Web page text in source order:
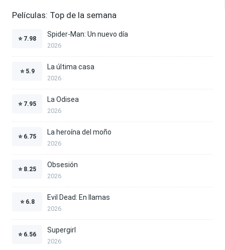
Películas: Top de la semana
⭐ 7.98
Spider-Man: Un nuevo día
2026
⭐ 5.9
La última casa
2026
⭐ 7.95
La Odisea
2026
⭐ 6.75
La heroína del moño
2026
⭐ 8.25
Obsesión
2026
⭐ 6.8
Evil Dead: En llamas
2026
⭐ 6.56
Supergirl
2026